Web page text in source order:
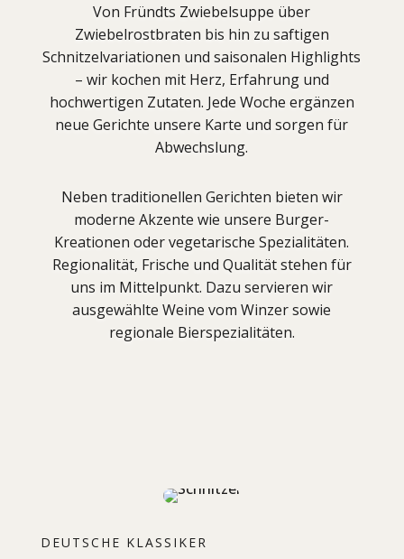
Von Fründts Zwiebelsuppe über
Zwiebelrostbraten bis hin zu saftigen
Schnitzelvariationen und saisonalen Highlights
– wir kochen mit Herz, Erfahrung und
hochwertigen Zutaten. Jede Woche ergänzen
neue Gerichte unsere Karte und sorgen für
Abwechslung.
Neben traditionellen Gerichten bieten wir
moderne Akzente wie unsere Burger-
Kreationen oder vegetarische Spezialitäten.
Regionalität, Frische und Qualität stehen für
uns im Mittelpunkt. Dazu servieren wir
ausgewählte Weine vom Winzer sowie
regionale Bierspezialitäten.
DEUTSCHE KLASSIKER